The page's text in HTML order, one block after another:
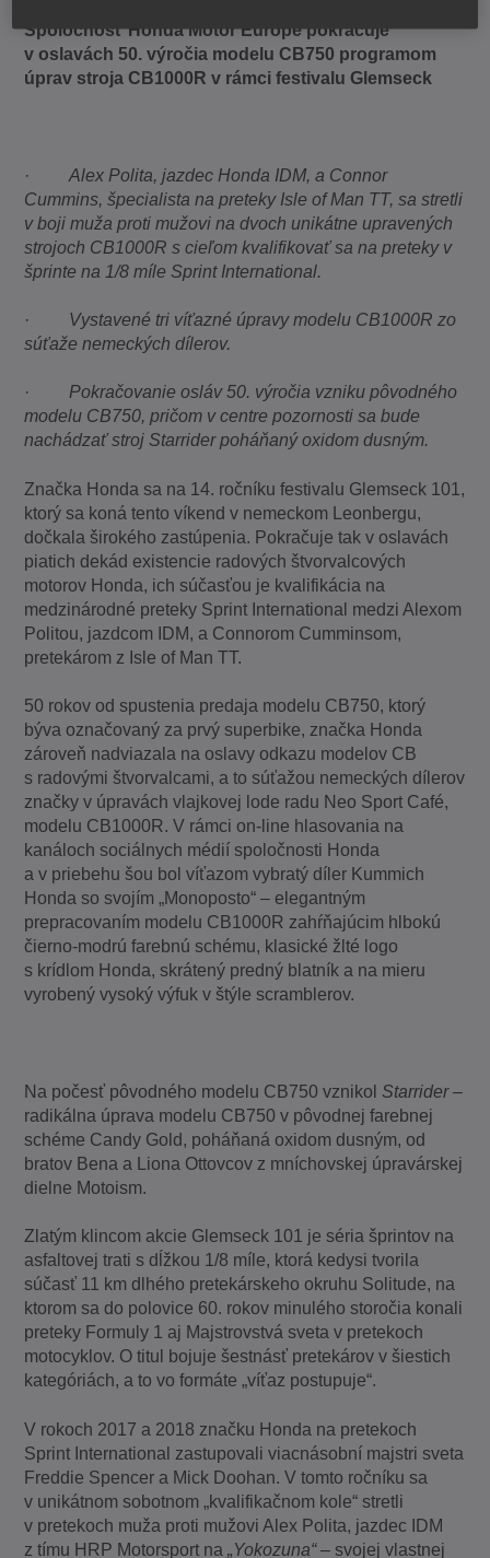
Spoločnosť Honda Motor Europe pokračuje
v oslavách 50. výročia modelu CB750 programom
úprav stroja CB1000R v rámci festivalu Glemseck
·Alex Polita, jazdec Honda IDM, a Connor
Cummins, špecialista na preteky Isle of Man TT, sa stretli
v boji muža proti mužovi na dvoch unikátne upravených
strojoch CB1000R s cieľom kvalifikovať sa na preteky v
šprinte na 1/8 míle Sprint International.
· Vystavené tri víťazné úpravy modelu CB1000R zo
súťaže nemeckých dílerov.
·Pokračovanie osláv 50. výročia vzniku pôvodného
modelu CB750, pričom v centre pozornosti sa bude
nachádzať stroj Starrider poháňaný oxidom dusným.
Značka Honda sa na 14. ročníku festivalu Glemseck 101,
ktorý sa koná tento víkend v nemeckom Leonbergu,
dočkala širokého zastúpenia. Pokračuje tak v oslavách
piatich dekád existencie radových štvorvalcových
motorov Honda, ich súčasťou je kvalifikácia na
medzinárodné preteky Sprint International medzi Alexom
Politou, jazdcom IDM, a Connorom Cumminsom,
pretekárom z Isle of Man TT.
50 rokov od spustenia predaja modelu CB750, ktorý
býva označovaný za prvý superbike, značka Honda
zároveň nadviazala na oslavy odkazu modelov CB
s radovými štvorvalcami, a to súťažou nemeckých dílerov
značky v úpravách vlajkovej lode radu Neo Sport Café,
modelu CB1000R. V rámci on-line hlasovania na
kanáloch sociálnych médií spoločnosti Honda
a v priebehu šou bol víťazom vybratý díler Kummich
Honda so svojím „Monoposto“ – elegantným
prepracovaním modelu CB1000R zahŕňajúcim hlbokú
čierno-modrú farebnú schému, klasické žlté logo
s krídlom Honda, skrátený predný blatník a na mieru
vyrobený vysoký výfuk v štýle scramblerov.
Na počesť pôvodného modelu CB750 vznikolStarrider–
radikálna úprava modelu CB750 v pôvodnej farebnej
schéme Candy Gold, poháňaná oxidom dusným, od
bratov Bena a Liona Ottovcov z mníchovskej úpravárskej
dielne Motoism.
Zlatým klincom akcie Glemseck 101 je séria šprintov na
asfaltovej trati s dĺžkou 1/8 míle, ktorá kedysi tvorila
súčasť 11 km dlhého pretekárskeho okruhu Solitude, na
ktorom sa do polovice 60. rokov minulého storočia konali
preteky Formuly 1 aj Majstrovstvá sveta v pretekoch
motocyklov. O titul bojuje šestnásť pretekárov v šiestich
kategóriách, a to vo formáte „víťaz postupuje“.
V rokoch 2017 a 2018 značku Honda na pretekoch
Sprint International zastupovali viacnásobní majstri sveta
Freddie Spencer a Mick Doohan. V tomto ročníku sa
v unikátnom sobotnom „kvalifikačnom kole“ stretli
v pretekoch muža proti mužovi Alex Polita, jazdec IDM
z tímu HRP Motorsport na„Yokozuna“– svojej vlastnej